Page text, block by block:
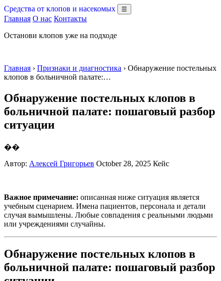
Средства от клопов и насекомых ☰
Главная О нас Контакты
Останови клопов уже на подходе
Главная › Признаки и диагностика › Обнаружение постельных
клопов в больничной палате:…
Обнаружение постельных клопов в
больничной палате: пошаговый разбор
ситуации
��
Автор: Алексей Григорьев October 28, 2025 Кейс
Важное примечание: описанная ниже ситуация является
учебным сценарием. Имена пациентов, персонала и детали
случая вымышлены. Любые совпадения с реальными людьми
или учреждениями случайны.
Обнаружение постельных клопов в
больничной палате: пошаговый разбор